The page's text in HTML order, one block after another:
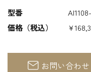
型番
価格（税込）
お問い合わせ